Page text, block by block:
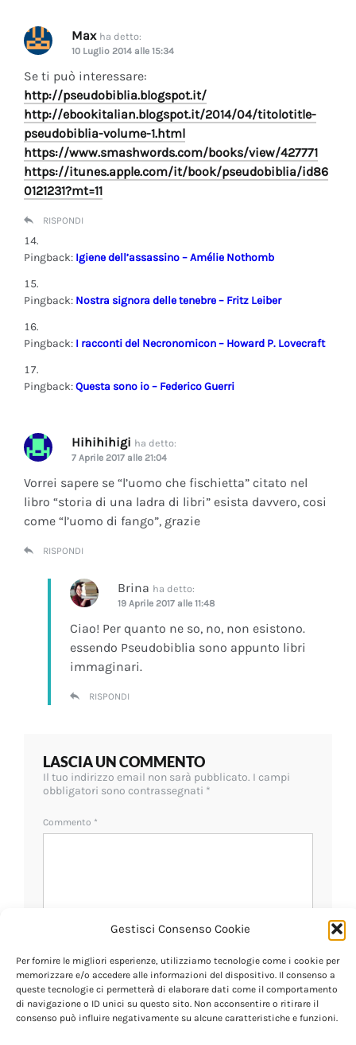
Gestisci Consenso Cookie
Per fornire le migliori esperienze, utilizziamo tecnologie come i cookie per
memorizzare e/o accedere alle informazioni del dispositivo. Il consenso a
queste tecnologie ci permetterà di elaborare dati come il comportamento
di navigazione o ID unici su questo sito. Non acconsentire o ritirare il
consenso può influire negativamente su alcune caratteristiche e funzioni.
Max ha detto:
10 Luglio 2014 alle 15:34
Se ti può interessare:
http://pseudobiblia.blogspot.it/
http://ebookitalian.blogspot.it/2014/04/titolotitle-
pseudobiblia-volume-1.html
https://www.smashwords.com/books/view/427771
https://itunes.apple.com/it/book/pseudobiblia/id86
0121231?mt=11
RISPONDI
Pingback: Igiene dell’assassino – Amélie Nothomb
Pingback: Nostra signora delle tenebre – Fritz Leiber
Pingback: I racconti del Necronomicon – Howard P. Lovecraft
Pingback:Questa sono io – Federico Guerri
Hihihihigi ha detto:
7 Aprile 2017 alle 21:04
Vorrei sapere se “l’uomo che fischietta” citato nel
libro “storia di una ladra di libri” esista davvero, cosi
come “l’uomo di fango”, grazie
RISPONDI
Brina ha detto:
19 Aprile 2017 alle 11:48
Ciao! Per quanto ne so, no, non esistono.
essendo Pseudobiblia sono appunto libri
immaginari.
RISPONDI
LASCIA UN COMMENTO
Il tuo indirizzo email non sarà pubblicato. I campi
obbligatori sono contrassegnati *
Commento *